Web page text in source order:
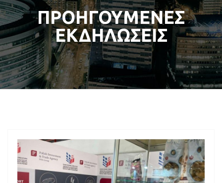
ΠΡΟΗΓΟΥΜΕΝΕΣ
ΕΚΔΗΛΩΣΕΙΣ